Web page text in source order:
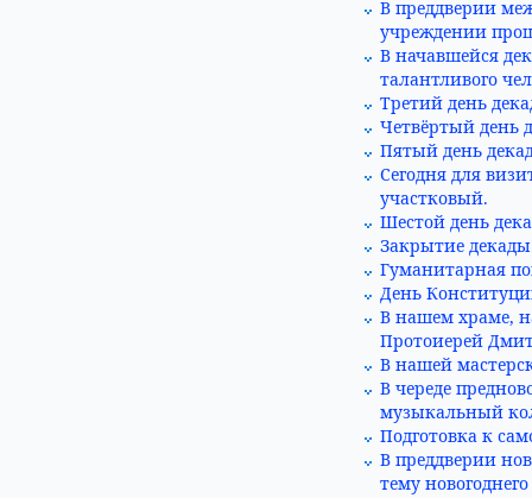
В преддверии
учреждении
В начавшейся
талантливого
Третий день
Четвёртый день
Пятый день
Сегодня для
участковый.
Шестой день
Закрытие
Гуманитарная
День
В нашем храме,
Протоиерей
В нашей
В череде
музыкальный
Подготовка к
В преддверии
тему